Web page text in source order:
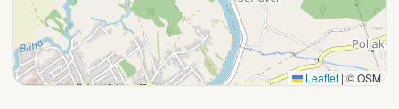
Leaflet | © OSM